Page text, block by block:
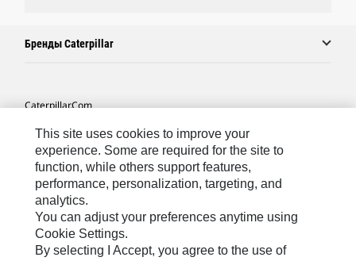
Бренды Caterpillar
Caterpillar.com
Связаться С Caterpillar
Карта Сайта
Cookie Settings
Юридическая Информация
Конфиденциальность Личных Данных
This site uses cookies to improve your
experience. Some are required for the site to
function, while others support features,
performance, personalization, targeting, and
analytics.
You can adjust your preferences anytime using
Cookie Settings.
By selecting I Accept, you agree to the use of